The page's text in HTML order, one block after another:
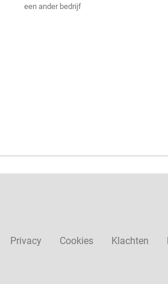
een ander bedrijf
Privacy Cookies Klachten